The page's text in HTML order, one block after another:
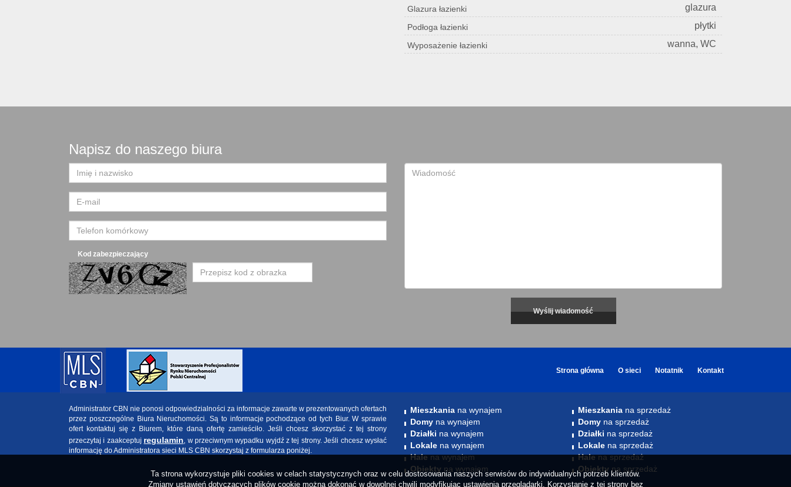
Glazura łazienki glazura
Podłoga łazienki płytki
Wyposażenie łazienki wanna, WC
Napisz do naszego biura
Kod zabezpieczający
Strona główna O sieci Notatnik Kontakt
Administrator CBN nie ponosi odpowiedzialności za informacje zawarte w prezentowanych ofertach
przez poszczególne Biura Nieruchomości. Są to informacje pochodzące od tych Biur. W sprawie
ofert kontaktuj się z Biurem, które daną ofertę zamieściło. Jeśli chcesz skorzystać z tej strony
przeczytaj i zaakceptuj regulamin, w przeciwnym wypadku wyjdź z tej strony. Jeśli chcesz wysłać
informację do Administratora sieci MLS CBN skorzystaj z formularza poniżej.
Mieszkania na wynajem
Domy na wynajem
Działki na wynajem
Lokale na wynajem
Halena wynajem
Obiekty na wynajem
Mieszkania na sprzedaż
Domy na sprzedaż
Działki na sprzedaż
Lokale na sprzedaż
Halena sprzedaż
Obiekty na sprzedaż
Ta strona wykorzystuje pliki cookies w celach statystycznych oraz w celu dostosowania naszych serwisów do indywidualnych potrzeb klientów.
Zmiany ustawień dotyczących plików cookie można dokonać w dowolnej chwili modyfikując ustawienia przeglądarki. Korzystanie z tej strony bez